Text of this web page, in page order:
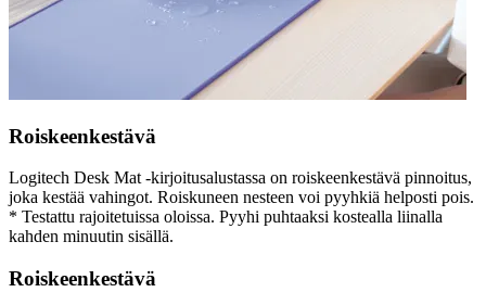
Roiskeenkestävä
Logitech Desk Mat -kirjoitusalustassa on roiskeenkestävä pinnoitus,
joka kestää vahingot. Roiskuneen nesteen voi pyyhkiä helposti pois.
* Testattu rajoitetuissa oloissa. Pyyhi puhtaaksi kostealla liinalla
kahden minuutin sisällä.
Roiskeenkestävä